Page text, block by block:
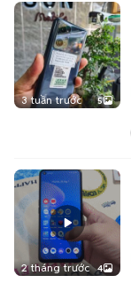
3 tuần trước 5
2 tháng trước 4